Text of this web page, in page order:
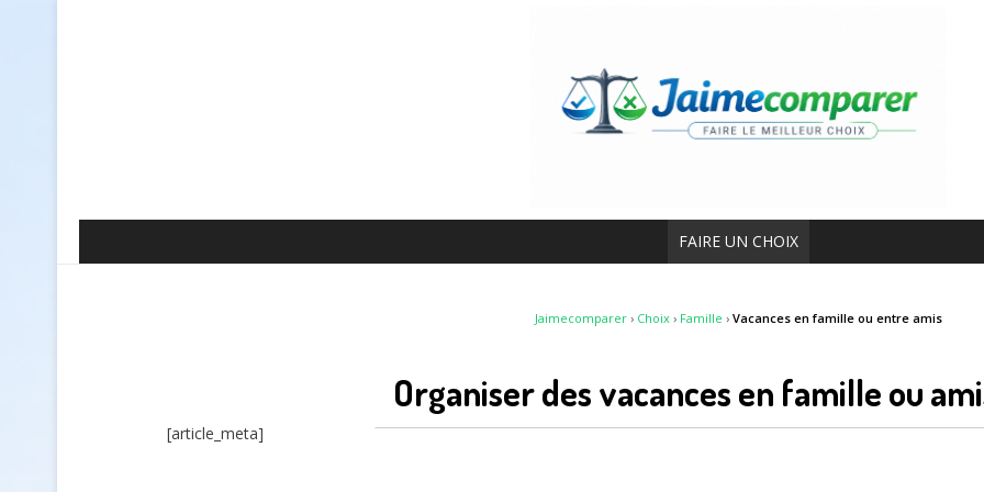
FAIRE UN CHOIX
Jaimecomparer› Choix› Famille › Vacances en famille ou entre amis
Organiser des vacances en famille ou
[article_meta]